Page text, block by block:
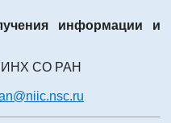
информации и
ИНХ СО РАН